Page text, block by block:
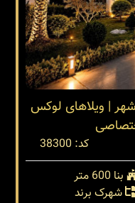
| ویلاهای لوکس
کد: 38300
بنا 600 متر
شهرک برند